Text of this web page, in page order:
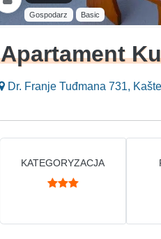
Gospodarz Basic
Apartament
Dr. Franje Tuđmana 731,
KATEGORYZACJA